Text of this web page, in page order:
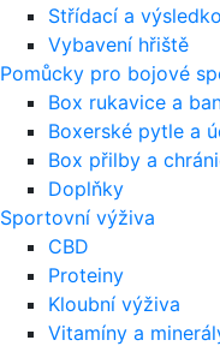
Střídací a
Vybavení hřiště
Pomůcky pro bojové
Box rukavice a
Boxerské pytle a
Box přilby a
Doplňky
Sportovní výživa
CBD
Proteiny
Kloubní výživa
Vitamíny a